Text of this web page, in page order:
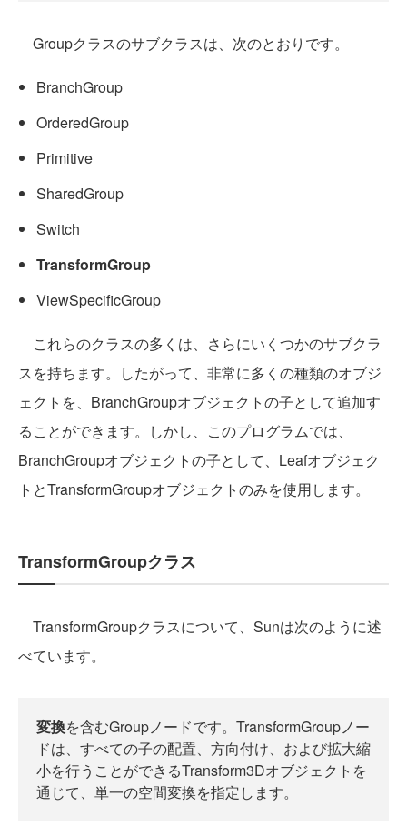
Groupクラスのサブクラスは、次のとおりです。
BranchGroup
OrderedGroup
Primitive
SharedGroup
Switch
TransformGroup
ViewSpecificGroup
これらのクラスの多くは、さらにいくつかのサブクラ
スを持ちます。したがって、非常に多くの種類のオブジ
ェクトを、BranchGroupオブジェクトの子として追加す
ることができます。しかし、このプログラムでは、
BranchGroupオブジェクトの子として、Leafオブジェク
トとTransformGroupオブジェクトのみを使用します。
TransformGroupクラス
TransformGroupクラスについて、Sunは次のように述
べています。
変換を含むGroupノードです。TransformGroupノー
ドは、すべての子の配置、方向付け、および拡大縮
小を行うことができるTransform3Dオブジェクトを
通じて、単一の空間変換を指定します。